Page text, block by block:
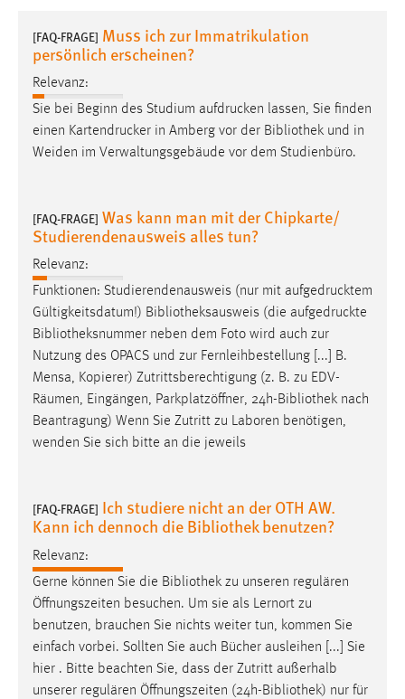
[FAQ-FRAGE] Muss ich zur Immatrikulation
persönlich erscheinen?
Relevanz:
Sie bei Beginn des Studium aufdrucken lassen, Sie finden
einen Kartendrucker in Amberg vor der Bibliothek und in
Weiden im Verwaltungsgebäude vor dem Studienbüro.
[FAQ-FRAGE] Was kann man mit der Chipkarte/
Studierendenausweis alles tun?
Relevanz:
Funktionen: Studierendenausweis (nur mit aufgedrucktem
Gültigkeitsdatum!) Bibliotheksausweis (die aufgedruckte
Bibliotheksnummer neben dem Foto wird auch zur
Nutzung des OPACS und zur Fernleihbestellung [...] B.
Mensa, Kopierer) Zutrittsberechtigung (z. B. zu EDV-
Räumen, Eingängen, Parkplatzöffner, 24h-Bibliothek nach
Beantragung) Wenn Sie Zutritt zu Laboren benötigen,
wenden Sie sich bitte an die jeweils
[FAQ-FRAGE] Ich studiere nicht an der OTH AW.
Kann ich dennoch die Bibliothek benutzen?
Relevanz:
Gerne können Sie die Bibliothek zu unseren regulären
Öffnungszeiten besuchen. Um sie als Lernort zu
benutzen, brauchen Sie nichts weiter tun, kommen Sie
einfach vorbei. Sollten Sie auch Bücher ausleihen [...] Sie
hier . Bitte beachten Sie, dass der Zutritt außerhalb
unserer regulären Öffnungszeiten (24h-Bibliothek) nur für
Name:
staticfilecache
Zweck:
Sprachpräferenz
Name:
site-language-preference
Zweck:
Das Cookie speichert die gewählte Sprache der Website.
Cookie Laufzeit:
Name:
MibewSessionID, MIBEW_UserID, mibew_locale, mibew-
Zweck:
Wird benötigt um die Chatfunktion nutzen zu können.
Cookie Laufzeit:
MibewSessionID, mibew-chat-frame-style-
5e9dbeb1811c0446 = Sitzungslaufzeit, mibew_locale = 3
Jahre, MIBEW_UserID = 1 Jahr